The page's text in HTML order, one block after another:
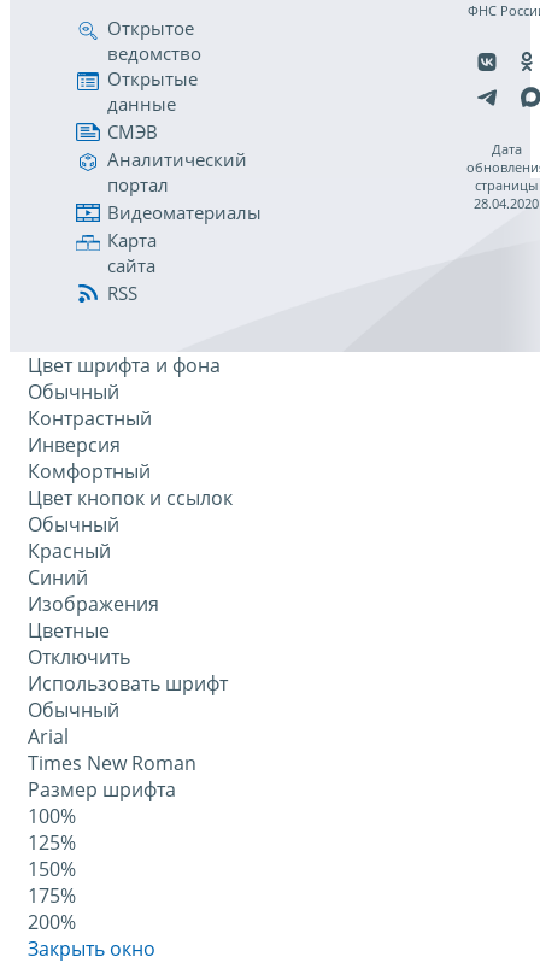
Открытое
ведомство
Открытые
данные
СМЭВ
Аналитический
портал
Видеоматериалы
Карта
сайта
RSS
ФНС
Дата
страницы
28.04.2020
Цвет шрифта и фона
Обычный
Контрастный
Инверсия
Комфортный
Цвет кнопок и ссылок
Обычный
Красный
Синий
Изображения
Цветные
Отключить
Использовать шрифт
Обычный
Arial
Times New Roman
Размер шрифта
100%
125%
150%
175%
200%
Закрыть окно